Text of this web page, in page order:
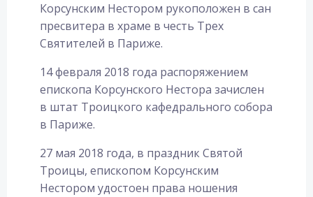
Корсунским Нестором рукоположен в сан
пресвитера в храме в честь Трех
Святителей в Париже.
14 февраля 2018 года распоряжением
епископа Корсунского Нестора зачислен
в штат Троицкого кафедрального собора
в Париже.
27 мая 2018 года, в праздник Святой
Троицы, епископом Корсунским
Нестором удостоен права ношения